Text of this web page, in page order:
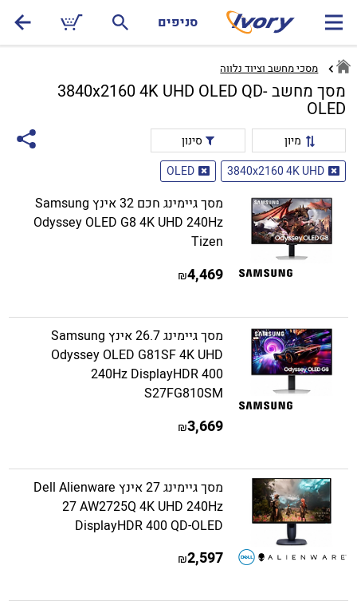
סניפים
מסכי מחשב וציוד נלווה
מסך מחשב 3840x2160 4K UHD OLED QD-
OLED
מיון
סינון
3840x2160 4K UHD
OLED
מסך גיימינג חכם 32 אינץ Samsung
Odyssey OLED G8 4K UHD 240Hz
Tizen
4,469
₪
מסך גיימינג 26.7 אינץ Samsung
Odyssey OLED G81SF 4K UHD
240Hz DisplayHDR 400
S27FG810SM
3,669
₪
מסך גיימינג 27 אינץ Dell Alienware
27 AW2725Q 4K UHD 240Hz
DisplayHDR 400 QD-OLED
2,597
₪